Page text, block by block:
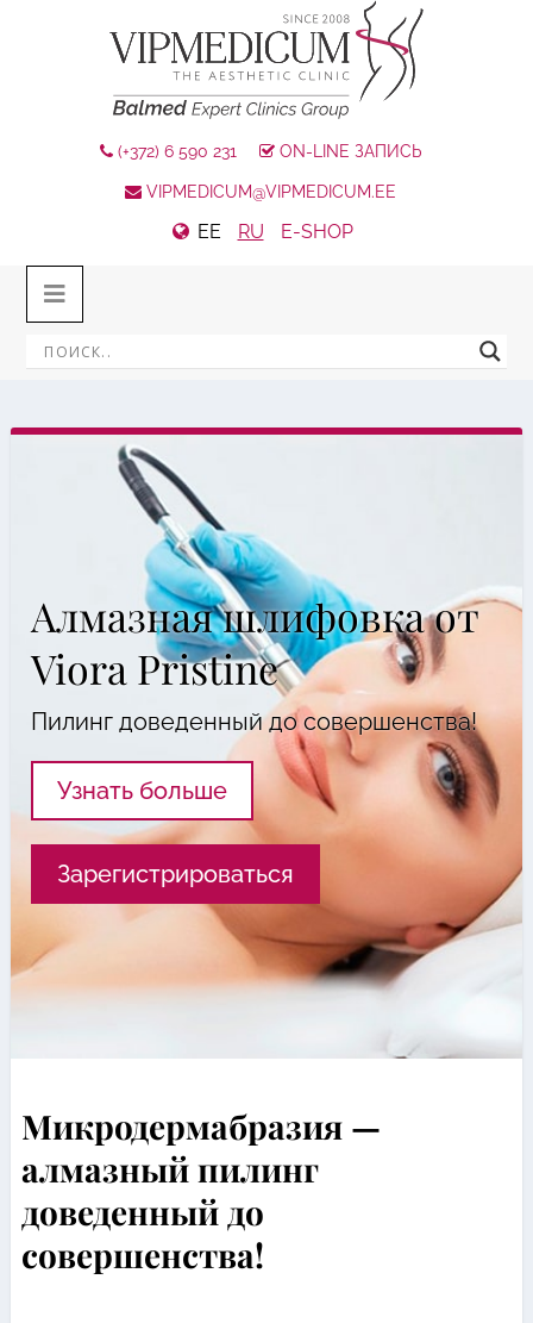
(+372) 6 590 231 ON-LINE ЗАПИСЬ
VIPMEDICUM@VIPMEDICUM.EE
EE RU E-SHOP
Алмазная шлифовка от
Viora Pristine
Пилинг доведенный до совершенства!
Узнать больше
Зарегистрироваться
Микродермабразия —
алмазный пилинг
доведенный до
совершенства!